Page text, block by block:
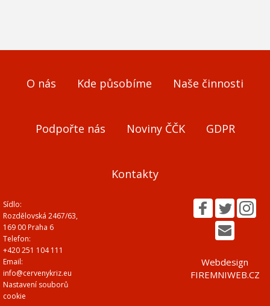
O nás Kde působíme Naše činnosti
Podpořte nás Noviny ČČK GDPR
Kontakty
Sídlo:
Rozdělovská 2467/63,
169 00 Praha 6
Telefon:
+420 251 104 111
Email:
info@cervenykriz.eu
Nastavení souborů
cookie
Webdesign
FIREMNIWEB.CZ